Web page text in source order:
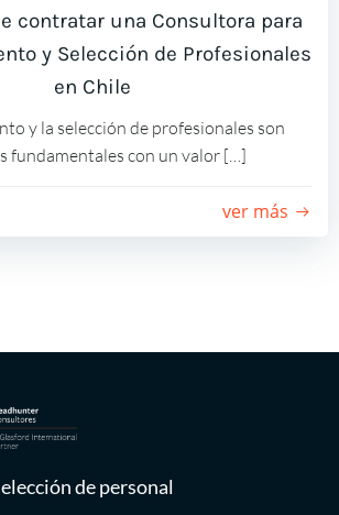
contratar una Consultora para
y Selección de Profesionales
en Chile
y la selección de profesionales son
fundamentales con un valor […]
ver más
de personal